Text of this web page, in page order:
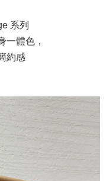
系列
一體色，
約感